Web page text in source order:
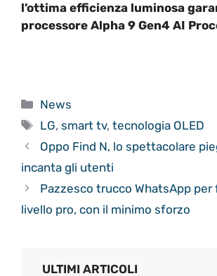
l’ottima efficienza luminosa
processore Alpha 9 Gen4 AI
Categorie
News
Tag
LG,smart tv,tecnologia OLED
Oppo Find N, lo spettacolare
incanta gli utenti
Pazzesco trucco WhatsApp
livello pro, con il minimo sforzo
ULTIMI ARTICOLI